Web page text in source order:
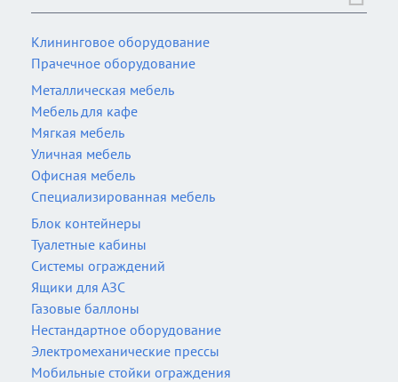
Клининговое оборудование
Прачечное оборудование
Металлическая мебель
Мебель для кафе
Мягкая мебель
Уличная мебель
Офисная мебель
Специализированная мебель
Блок контейнеры
Туалетные кабины
Системы ограждений
Ящики для АЗС
Газовые баллоны
Нестандартное оборудование
Электромеханические прессы
Мобильные стойки ограждения